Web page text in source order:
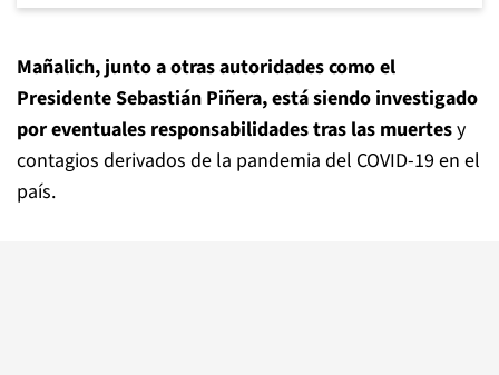
Mañalich, junto a otras autoridades como el
Presidente Sebastián Piñera, está siendo investigado
por eventuales responsabilidades tras las muertesy
contagios derivados de la pandemia del COVID-19 en el
país.